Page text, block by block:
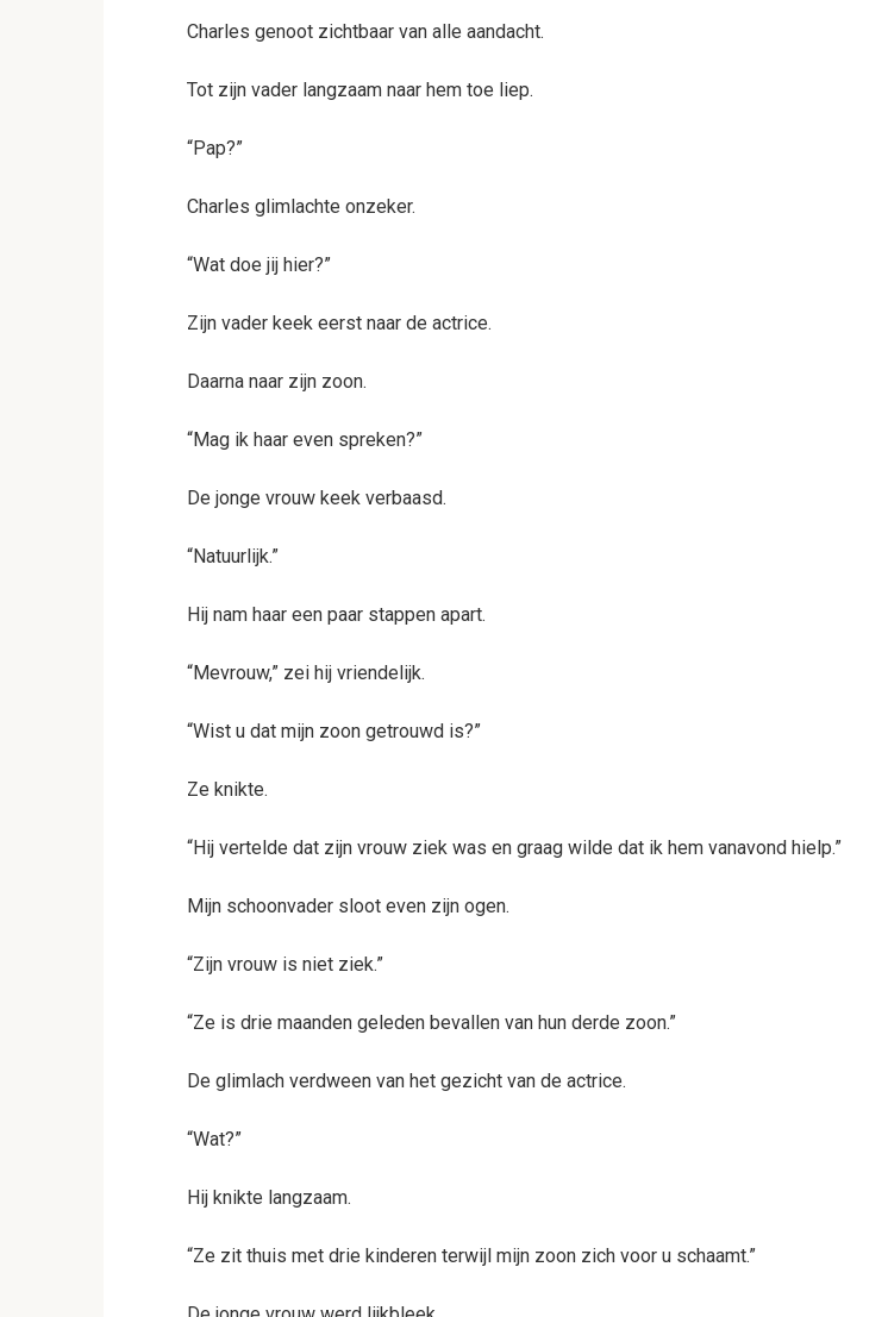
Charles genoot zichtbaar van alle aandacht.
Tot zijn vader langzaam naar hem toe liep.
“Pap?”
Charles glimlachte onzeker.
“Wat doe jij hier?”
Zijn vader keek eerst naar de actrice.
Daarna naar zijn zoon.
“Mag ik haar even spreken?”
De jonge vrouw keek verbaasd.
“Natuurlijk.”
Hij nam haar een paar stappen apart.
“Mevrouw,” zei hij vriendelijk.
“Wist u dat mijn zoon getrouwd is?”
Ze knikte.
“Hij vertelde dat zijn vrouw ziek was en graag wilde dat ik hem vanavond hielp.”
Mijn schoonvader sloot even zijn ogen.
“Zijn vrouw is niet ziek.”
“Ze is drie maanden geleden bevallen van hun derde zoon.”
De glimlach verdween van het gezicht van de actrice.
“Wat?”
Hij knikte langzaam.
“Ze zit thuis met drie kinderen terwijl mijn zoon zich voor u schaamt.”